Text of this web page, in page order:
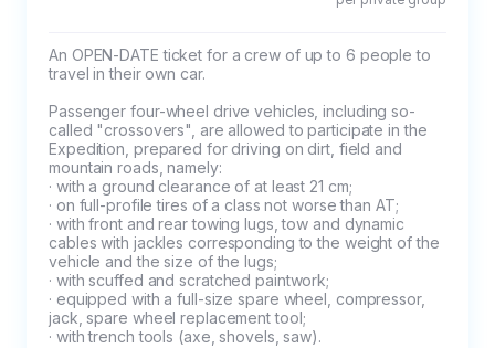
тыс. руб. В иные дни
пересадкой за 25
тыс. руб. и
болтаться по
аэропортам целые
сутки. А из Питера
прямых рейсов
вообще нет.
Поэтому мы летим в
Астрахань прямым
размере 15% от полной стоимости тура.
менее дней до начала тура предоплата не
Замена участника путешествия возможна
не позднее 5 дней до начала тура.
Если тур не может состояться в силу
обстоятельств не зависящих от обоих
сторон (ограничения по передвижению и/
или пересечению границ, пандемия,
ограничения МЧС по метеоусловиям и т.п.)
денежные средства в полном размере
переносится без штрафов и компенсаций
An OPEN-DATE ticket for a crew of up to 6 people to
travel in their own car.
Passenger four-wheel drive vehicles, including so-
called "crossovers", are allowed to participate in the
Expedition, prepared for driving on dirt, field and
mountain roads, namely:
· with a ground clearance of at least 21 cm;
· on full-profile tires of a class not worse than AT;
· with front and rear towing lugs, tow and dynamic
cables with jackles corresponding to the weight of the
vehicle and the size of the lugs;
· with scuffed and scratched paintwork;
· equipped with a full-size spare wheel, compressor,
jack, spare wheel replacement tool;
· with trench tools (axe, shovels, saw).